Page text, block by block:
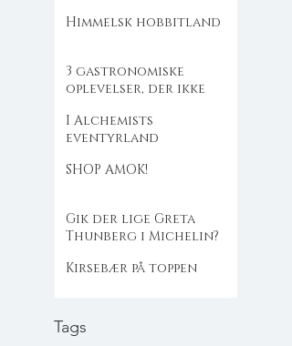
Himmelsk hobbitland
3 gastronomiske
oplevelser, der ikke
I Alchemists
eventyrland
SHOP AMOK!
Gik der lige Greta
Thunberg i Michelin?
Kirsebær på toppen
Tags